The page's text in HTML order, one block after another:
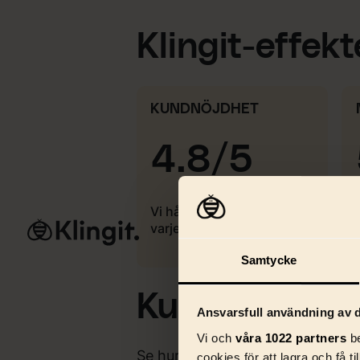
Samtycke
Ansvarsfull användning av
Vi och våra 1022 partners
cookies för att lagra och få
Klingit-
KUNDNÖJDHET
4.8/5
Vi håller toppkvalitet i
varje leverans
Kundcase
Se hur vi jobbar med några av